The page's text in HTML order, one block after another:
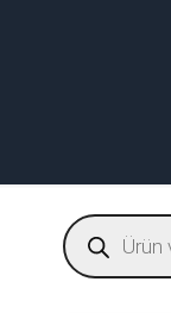
Products
search